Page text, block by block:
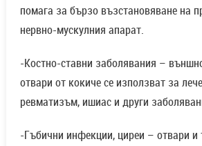
помага за бързо възстановяване на
нервно-мускулния апарат.
-Костно-ставни заболявания –
отвари от кокиче се използват за
ревматизъм, ишиас и други
-Гъбични инфекции, циреи – отвари и